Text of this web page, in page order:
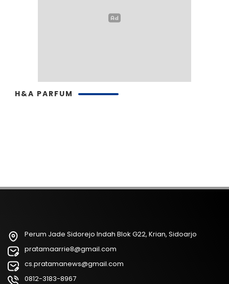
H&A PARFUM
Perum Jade Sidorejo Indah Blok G22, Krian, Sidoarjo
pratamaarrie8@gmail.com
cs.pratamanews@gmail.com
0812-3183-8967